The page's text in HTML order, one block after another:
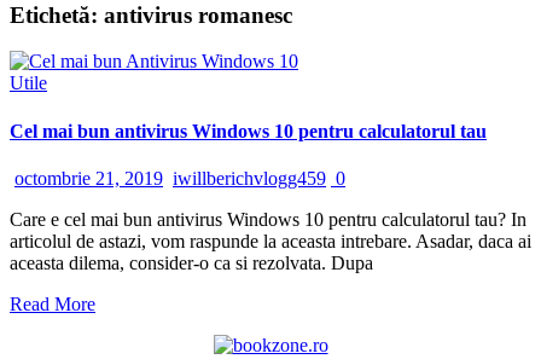
Etichetă: antivirus romanesc
Utile
Cel mai bun antivirus Windows 10 pentru calculatorul tau
octombrie 21, 2019 iwillberichvlogg459 0
Care e cel mai bun antivirus Windows 10 pentru calculatorul tau? In
articolul de astazi, vom raspunde la aceasta intrebare. Asadar, daca ai
aceasta dilema, consider-o ca si rezolvata. Dupa
Read More